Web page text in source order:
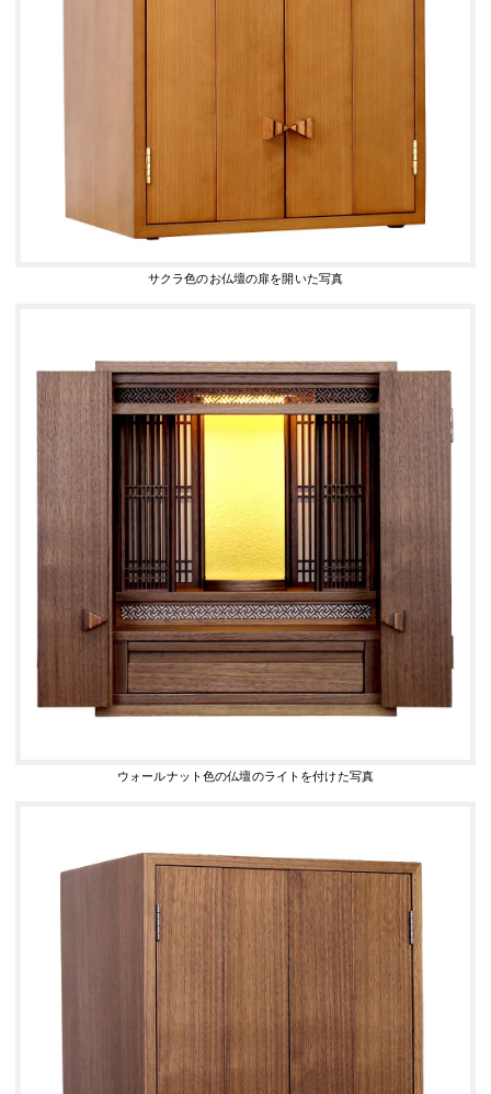
サクラ色のお仏壇の扉を開いた写真
ウォールナット色の仏壇のライトを付けた写真